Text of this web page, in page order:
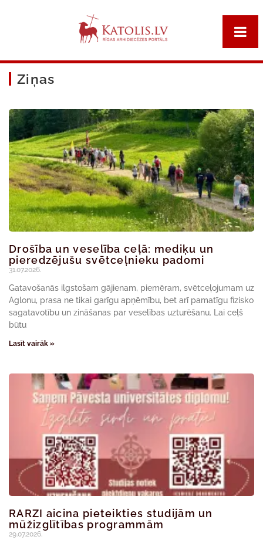
Ziņas
Drošība un veselība ceļā: mediķu un
pieredzējušu svētceļnieku padomi
31.07.2026.
Gatavošanās ilgstošam gājienam, piemēram, svētceļojumam uz
Aglonu, prasa ne tikai garīgu apņēmību, bet arī pamatīgu fizisko
sagatavotību un zināšanas par veselības uzturēšanu. Lai ceļš
būtu
Lasīt vairāk »
RARZI aicina pieteikties studijām un
mūžizglītības programmām
29.07.2026.